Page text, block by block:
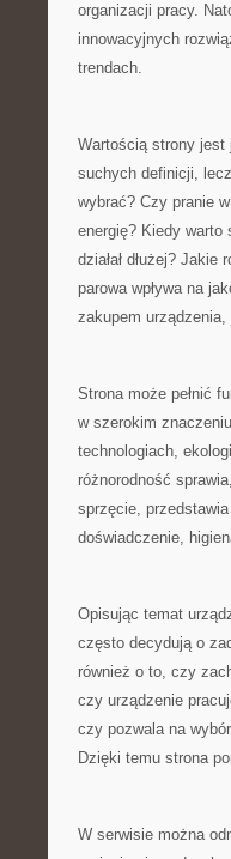
organizacji pracy.
innowacyjnych
trendach.
Wartością strony jest
suchych definicji,
wybrać? Czy pranie
energię? Kiedy
działał dłużej?
parowa wpływa na
zakupem
Strona może pełnić
w szerokim
technologiach,
różnorodność
sprzęcie,
doświadczenie,
Opisując temat
często decydują o
również o to, czy
czy urządzenie
czy pozwala na
Dzięki temu strona
W serwisie można